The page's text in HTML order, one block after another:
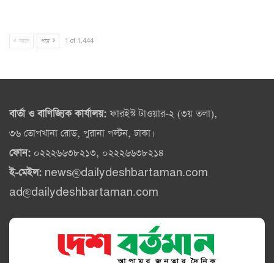
আগে পরে 1 of 1,444
বার্তা ও বাণিজ্যিক কার্যালয়:ফারইস্ট টাওয়ার-২ (৩য় তলা),
৩৬ তোপখানা রোড, পুরানা পল্টন, ঢাকা।
ফোন: ০২২২৬৬৩৮২১৩, ০২২২৬৬৩৮২১৪
ই-মেইল: news@dailydeshbartaman.com
ad@dailydeshbartaman.com